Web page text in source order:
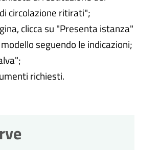
circolazione ritirati";
clicca su "Presenta istanza"
seguendo le indicazioni;
richiesti.